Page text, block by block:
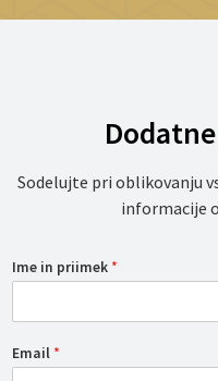
Sodelujte pri oblikovanju
informacije
Ime in priimek *
Email *